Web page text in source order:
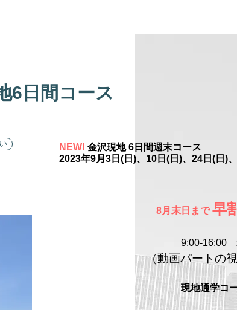
6日間コース
NEW! 金沢現地 6日間週末コース
2023年9月3日(日)、10日(日)、24日(日)
8月末日 まで早
9:00-16:00
（動画パートの
現地通学コ